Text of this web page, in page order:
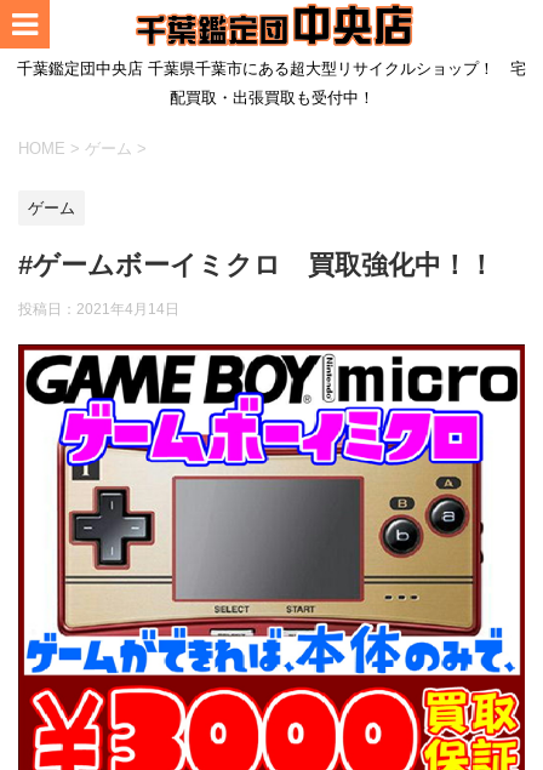
千葉鑑定団中央店 千葉県千葉市にある超大型リサイクルショップ！ 宅
配買取・出張買取も受付中！
HOME > ゲーム >
ゲーム
#ゲームボーイミクロ 買取強化中！！
投稿日： 2021年4月14日